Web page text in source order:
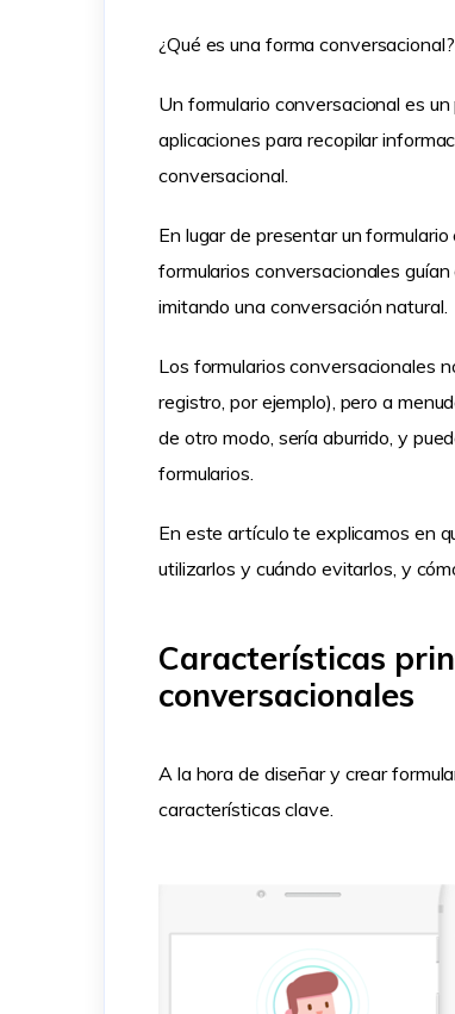
¿Qué es una forma conversacional?
Un formulario conversacional es
aplicaciones para recopilar
conversacional.
En lugar de presentar un
formularios conversacionales
imitando una conversación natural.
Los formularios conversacionales
registro, por ejemplo), pero a
de otro modo, sería aburrido, y
formularios.
En este artículo te explicamos en
utilizarlos y cuándo evitarlos, y
Características
conversacionales
A la hora de diseñar y crear
características clave.